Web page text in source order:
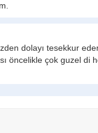
dolayı tesekkur
öncelikle çok guzel di